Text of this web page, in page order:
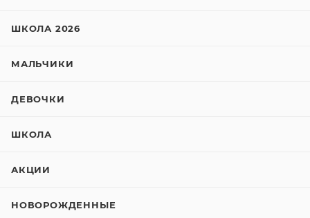
ШКОЛА 2026
МАЛЬЧИКИ
ДЕВОЧКИ
ШКОЛА
АКЦИИ
НОВОРОЖДЕННЫЕ